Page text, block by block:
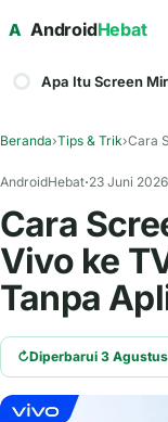
A AndroidHebat
Apa Itu Screen
Beranda›Tips & Trik›Cara
AndroidHebat 23 Juni 2026
Cara
Vivo ke
Tanpa
↻Diperbarui 3